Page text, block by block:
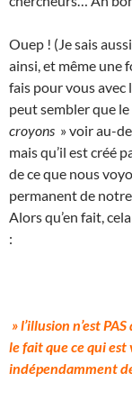
Ouep ! (Je sais
ainsi, et même une
fais pour vous avec
peut sembler que
croyons » voir au-
mais qu’il est créé
de ce que nous
permanent de
Alors qu’en fait,
:
» l’illusion n’est
le fait que ce qui
indépendamment